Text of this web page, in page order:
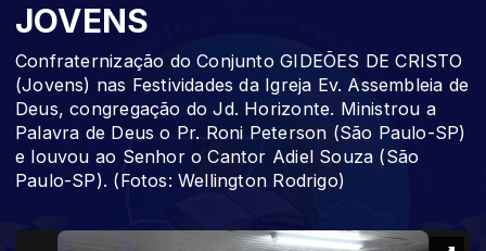
JOVENS
Confraternização do Conjunto GIDEÕES DE CRISTO
(Jovens) nas Festividades da Igreja Ev. Assembleia de
Deus, congregação do Jd. Horizonte. Ministrou a
Palavra de Deus o Pr. Roni Peterson (São Paulo-SP)
e louvou ao Senhor o Cantor Adiel Souza (São
Paulo-SP). (Fotos: Wellington Rodrigo)